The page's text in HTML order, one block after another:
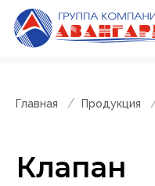
Главная Продукция
Клапан